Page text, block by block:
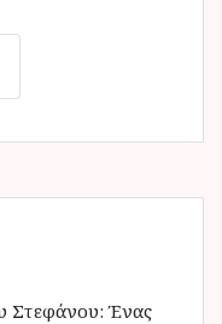
Στεφάνου: Ένας